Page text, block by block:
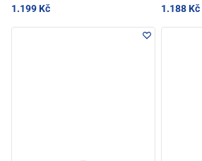
1.199 Kč 1.188 Kč